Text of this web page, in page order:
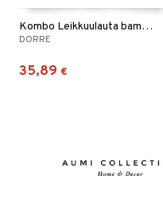
Kombo Leikkuulauta bambu 40x30 cm
DORRE
35,89 €